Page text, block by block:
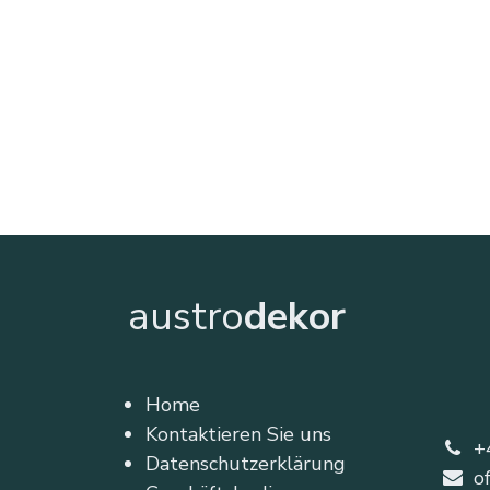
austrodekor
Home
Kontaktieren Sie uns
Datenschutzerklärung